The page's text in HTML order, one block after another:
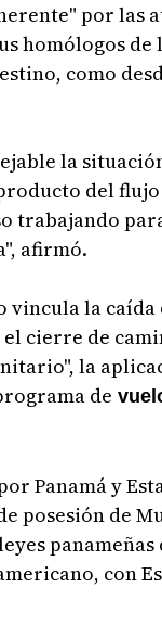
por las
homólogos de
como
la
del
trabajando
afirmó.
vincula la
cierre de
la
de
Panamá y
posesión de
con